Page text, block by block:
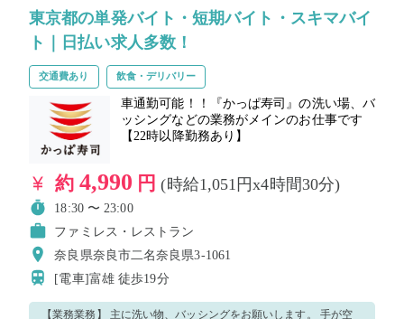
東京都の単発バイト・短期バイト・スキマバイ
ト｜日払い求人多数！
交通費あり 飲食・デリバリー
車通勤可能！！『かっぱ寿司』の洗い場、バ
ッシングなどの業務がメインのお仕事です
【22時以降勤務あり】
約 4,990 円(時給1,051円x4時間30分)
18:30 〜 23:00
ファミレス・レストラン
奈良県奈良市二名奈良県3-1061
[電車]富雄徒歩19分
【業務業務】 主に洗い物、バッシングをお願いします。 手が空